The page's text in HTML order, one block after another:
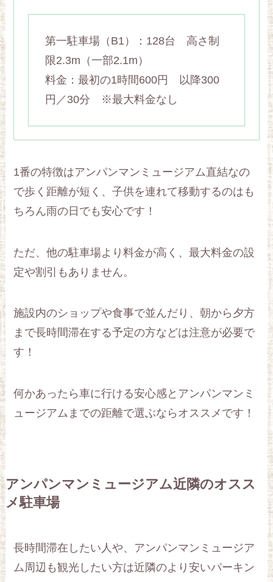
第一駐車場（B1）：128台 高さ制
限2.3m（一部2.1m）
料金：最初の1時間600円 以降300
円／30分 ※最大料金なし
1番の特徴はアンパンマンミュージアム直結なの
で歩く距離が短く、子供を連れて移動するのはも
ちろん雨の日でも安心です！
ただ、他の駐車場より料金が高く、最大料金の設
定や割引もありません。
施設内のショップや食事で並んだり、朝から夕方
まで長時間滞在する予定の方などは注意が必要で
す！
何かあったら車に行ける安心感とアンパンマンミ
ュージアムまでの距離で選ぶならオススメです！
アンパンマンミュージアム近隣のオスス
メ駐車場
長時間滞在したい人や、アンパンマンミュージア
ム周辺も観光したい方は近隣のより安いパーキン